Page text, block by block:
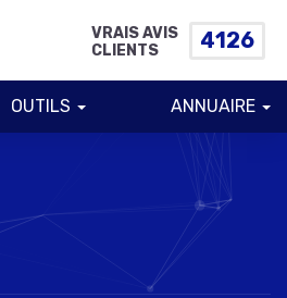
VRAIS AVIS
CLIENTS
4126
OUTILS ANNUAIRE